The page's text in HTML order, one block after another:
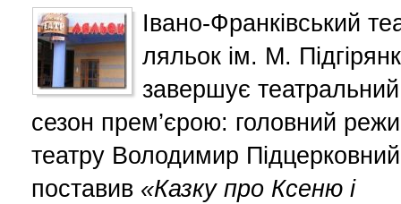
Івано-Франківський
ляльок ім. М.
завершує театральний
сезон прем’єрою: головний
театру Володимир Підцерковний
поставив «Казку про Ксеню і